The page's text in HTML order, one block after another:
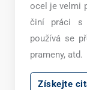
ocel je velmi
činí práci s
používá se
prameny, atd.
Získejte